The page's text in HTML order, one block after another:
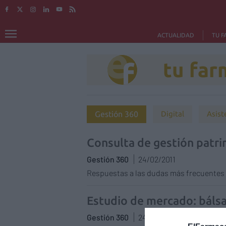
ACTUALIDAD TU
tu
Gestión 360 Digital
Consulta de gestión
Gestión 360
24/02/2011
Respuestas a las dudas más
Estudio de mercado:
Gestión 360
24/02/2011